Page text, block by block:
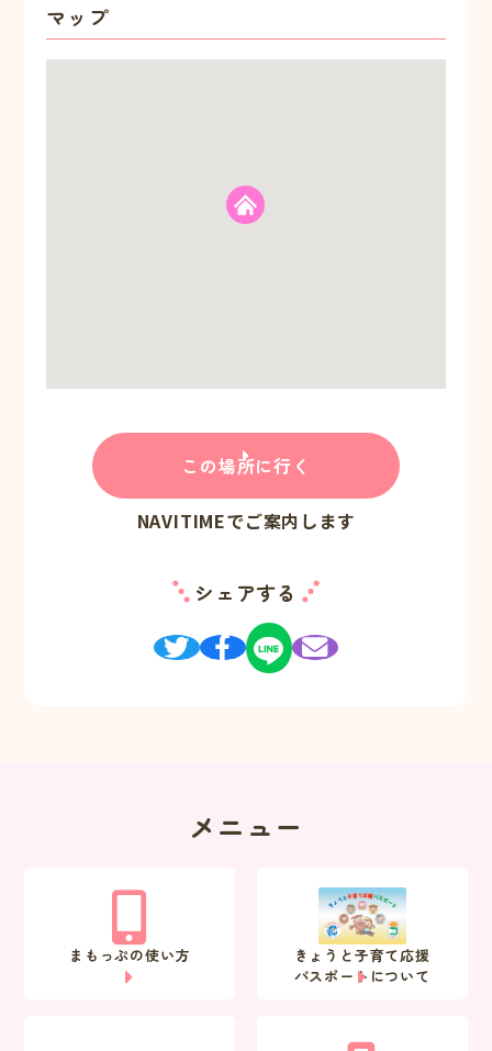
マップ
この場所に行く
NAVITIMEでご案内します
シェアする
メニュー
まもっぷの使い方
きょうと子育て応援
パスポートについて